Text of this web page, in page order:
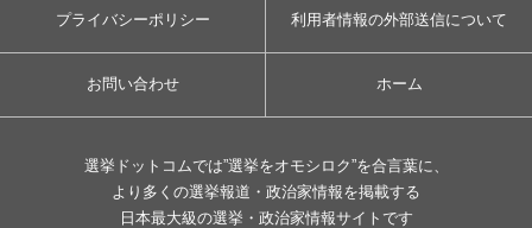
プライバシーポリシー 利用者情報の外部送信について
お問い合わせ ホーム
選挙ドットコムでは”選挙をオモシロク”を合言葉に、
より多くの選挙報道・政治家情報を掲載する
日本最大級の選挙・政治家情報サイトです